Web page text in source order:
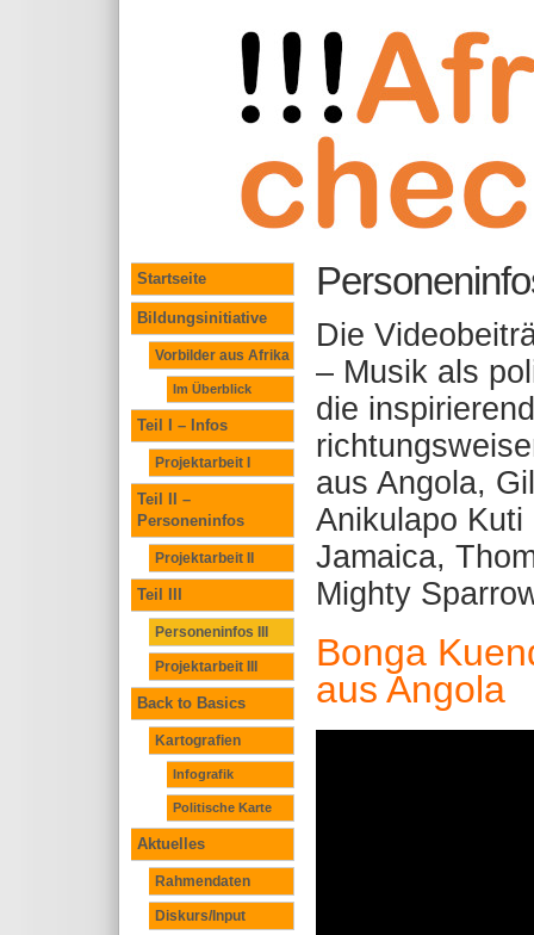
Startseite
Bildungsinitiative
Vorbilder aus Afrika
Im Überblick
Teil I – Infos
Projektarbeit I
Teil II –
Personeninfos
Projektarbeit II
Teil III
Personeninfos III
Projektarbeit III
Back to Basics
Kartografien
Infografik
Politische Karte
Aktuelles
Rahmendaten
Diskurs/Input
Die
– Musik als
die
aus Angola,
Anikulapo
Jamaica,
Mighty
Bonga
aus Angola